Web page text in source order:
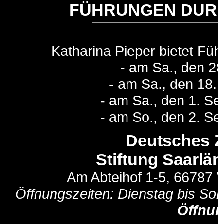
FÜHRUNGEN
Katharina Pieper bietet
- am Sa., den
- am Sa., den
- am Sa., den 1.
- am So., den 2.
Deutsches
Stiftung
Am Abteihof 1-5,
Öffnungszeiten: Dienstag bis